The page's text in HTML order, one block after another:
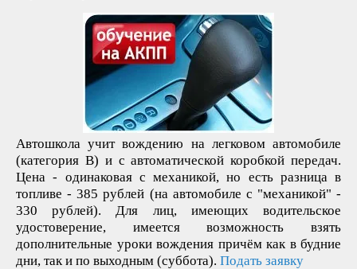
Автошкола учит вождению на легковом автомобиле
(категория В) и c автоматической коробкой передач.
Цена - одинаковая с механикой, но есть разница в
топливе - 385 рублей (на автомобиле с "механикой" -
330 рублей). Для лиц, имеющих водительское
удостоверение, имеется возможность взять
дополнительные уроки вождения причём как в будние
дни, так и по выходным (суббота). Подать заявку